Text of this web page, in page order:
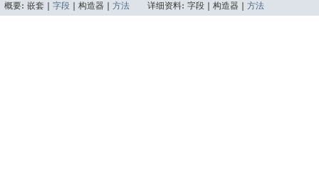
概要: 嵌套 | 字段 构造器 | 方法 详细资料: 字段 | 构造器 | 方法